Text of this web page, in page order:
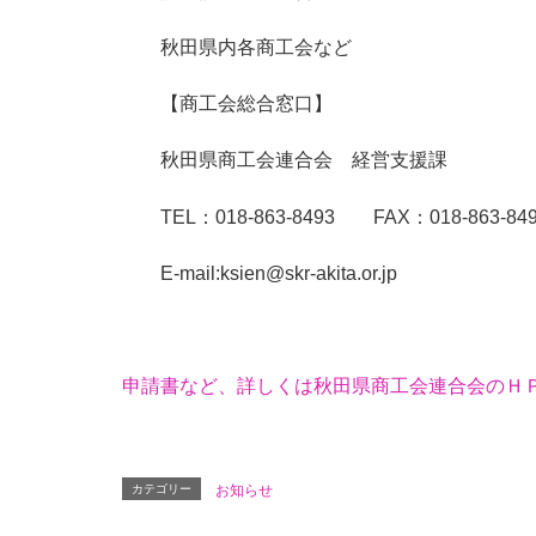
秋田県内各商工会など
【商工会総合窓口】
秋田県商工会連合会 経営支援課
TEL：018-863-8493 FAX：018-863-
E-mail:ksien@skr-akita.or.jp
申請書など、詳しくは秋田県商工会連合会のＨ
カテゴリー お知らせ